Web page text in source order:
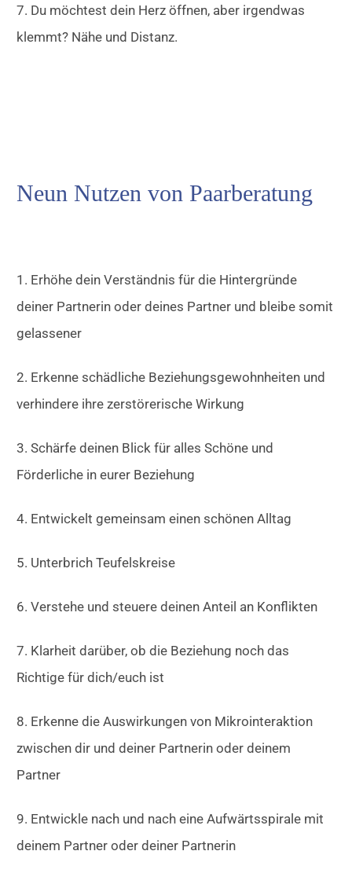
7. Du möchtest dein Herz öffnen, aber irgendwas
klemmt? Nähe und Distanz.
Neun Nutzen von Paarberatung
1. Erhöhe dein Verständnis für die Hintergründe
deiner Partnerin oder deines Partner und bleibe somit
gelassener
2. Erkenne schädliche Beziehungsgewohnheiten und
verhindere ihre zerstörerische Wirkung
3. Schärfe deinen Blick für alles Schöne und
Förderliche in eurer Beziehung
4. Entwickelt gemeinsam einen schönen Alltag
5. Unterbrich Teufelskreise
6. Verstehe und steuere deinen Anteil an Konflikten
7. Klarheit darüber, ob die Beziehung noch das
Richtige für dich/euch ist
8. Erkenne die Auswirkungen von Mikrointeraktion
zwischen dir und deiner Partnerin oder deinem
Partner
9. Entwickle nach und nach eine Aufwärtsspirale mit
deinem Partner oder deiner Partnerin